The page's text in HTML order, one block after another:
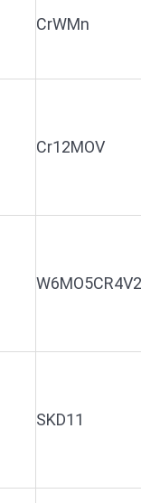
CrWMn
Cr12MOV
W6MO5CR4V2
SKD11